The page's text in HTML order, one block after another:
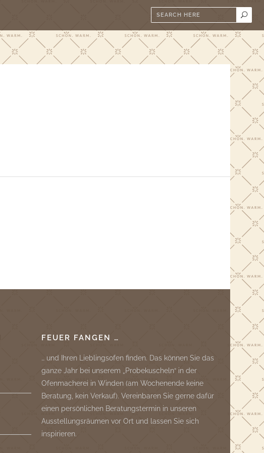
FEUER FANGEN …
… und Ihren Lieblingsofen finden. Das können Sie das
ganze Jahr bei unserem „Probekuscheln“ in der
Ofenmacherei in Winden (am Wochenende keine
Beratung, kein Verkauf). Vereinbaren Sie gerne dafür
einen persönlichen Beratungstermin in unseren
Ausstellungsräumen vor Ort und lassen Sie sich
inspirieren.